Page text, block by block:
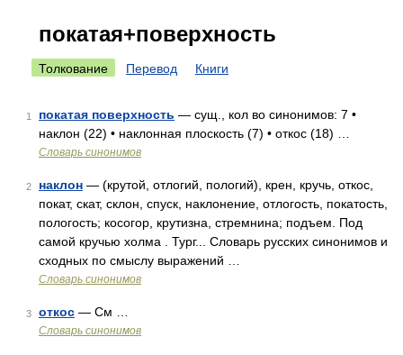
покатая+поверхность
Толкование Перевод Книги
1 покатая поверхность — сущ., кол во синонимов: 7 •
наклон (22) • наклонная плоскость (7) • откос (18) …
Словарь синонимов
2 наклон — (крутой, отлогий, пологий), крен, кручь, откос,
покат, скат, склон, спуск, наклонение, отлогость, покатость,
пологость; косогор, крутизна, стремнина; подъем. Под
самой кручью холма . Тург... Словарь русских синонимов и
сходных по смыслу выражений …
Словарь синонимов
3 откос — См …
Словарь синонимов